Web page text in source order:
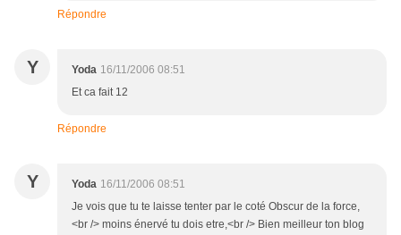
Répondre
Y Yoda 16/11/2006 08:51
Et ca fait 12
Répondre
Y Yoda 16/11/2006 08:51
Je vois que tu te laisse tenter par le coté Obscur de la force,
<br /> moins énervé tu dois etre,<br /> Bien meilleur ton blog